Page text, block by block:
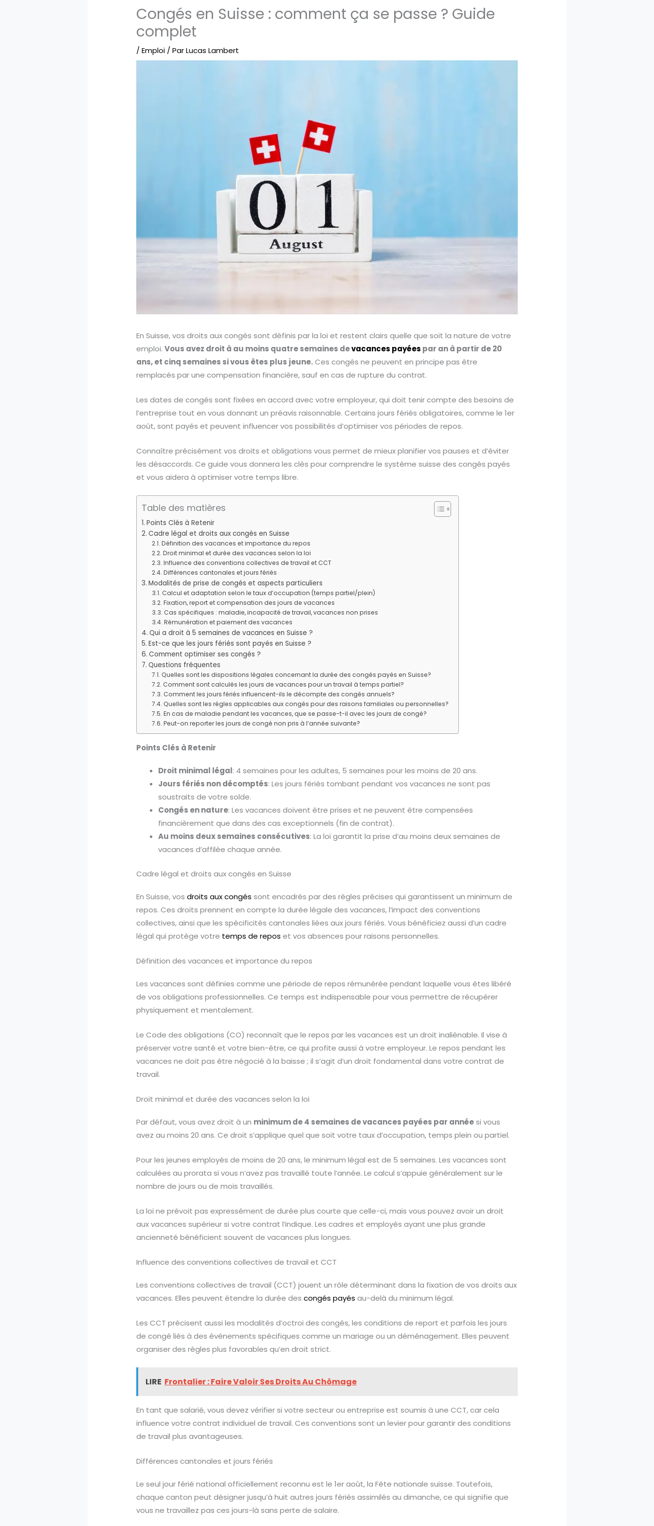
Congés en Suisse : comment ça se passe ? Guide
complet
/Emploi / ParLucas Lambert
En Suisse, vos droits aux congés sont définis par la loi et restent clairs quelle que soit la nature de votre
emploi.Vous avez droit à au moins quatre semaines devacances payées par an à partir de 20
ans, et cinq semaines si vous êtes plus jeune.Ces congés ne peuvent en principe pas être
remplacés par une compensation financière, sauf en cas de rupture du contrat.
Les dates de congés sont fixées en accord avec votre employeur, qui doit tenir compte des besoins de
l’entreprise tout en vous donnant un préavis raisonnable. Certains jours fériés obligatoires, comme le 1er
août, sont payés et peuvent influencer vos possibilités d’optimiser vos périodes de repos.
Connaître précisément vos droits et obligations vous permet de mieux planifier vos pauses et d’éviter
les désaccords. Ce guide vous donnera les clés pour comprendre le système suisse des congés payés
et vous aidera à optimiser votre temps libre.
Table des matières
Points Clés à Retenir
Cadre légal et droits aux congés en Suisse
Définition des vacances et importance du repos
Droit minimal et durée des vacances selon la loi
Influence des conventions collectives de travail et CCT
Différences cantonales et jours fériés
Modalités de prise de congés et aspects particuliers
Calcul et adaptation selon le taux d’occupation (temps partiel/plein)
Fixation, report et compensation des jours de vacances
Cas spécifiques : maladie, incapacité de travail, vacances non prises
Rémunération et paiement des vacances
Qui a droit à 5 semaines de vacances en Suisse ?
Est-ce que les jours fériés sont payés en Suisse ?
Comment optimiser ses congés ?
Questions fréquentes
Quelles sont les dispositions légales concernant la durée des congés payés en Suisse?
Comment sont calculés les jours de vacances pour un travail à temps partiel?
Comment les jours fériés influencent-ils le décompte des congés annuels?
Quelles sont les règles applicables aux congés pour des raisons familiales ou personnelles?
En cas de maladie pendant les vacances, que se passe-t-il avec les jours de congé?
Peut-on reporter les jours de congé non pris à l’année suivante?
Points Clés à Retenir
Droit minimal légal: 4 semaines pour les adultes, 5 semaines pour les moins de 20 ans.
Jours fériés non décomptés: Les jours fériés tombant pendant vos vacances ne sont pas
soustraits de votre solde.
Congés en nature: Les vacances doivent être prises et ne peuvent être compensées
financièrement que dans des cas exceptionnels (fin de contrat).
Au moins deux semaines consécutives: La loi garantit la prise d’au moins deux semaines de
vacances d’affilée chaque année.
Cadre légal et droits aux congés en Suisse
En Suisse, vosdroits aux congés sont encadrés par des règles précises qui garantissent un minimum de
repos. Ces droits prennent en compte la durée légale des vacances, l’impact des conventions
collectives, ainsi que les spécificités cantonales liées aux jours fériés. Vous bénéficiez aussi d’un cadre
légal qui protège votre temps de repos et vos absences pour raisons personnelles.
Définition des vacances et importance du repos
Les vacances sont définies comme une période de repos rémunérée pendant laquelle vous êtes libéré
de vos obligations professionnelles. Ce temps est indispensable pour vous permettre de récupérer
physiquement et mentalement.
Le Code des obligations (CO) reconnaît que le repos par les vacances est un droit inaliénable. Il vise à
préserver votre santé et votre bien-être, ce qui profite aussi à votre employeur. Le repos pendant les
vacances ne doit pas être négocié à la baisse ; il s’agit d’un droit fondamental dans votre contrat de
travail.
Droit minimal et durée des vacances selon la loi
Par défaut, vous avez droit à un minimum de 4 semaines de vacances payées par annéesi vous
avez au moins 20 ans. Ce droit s’applique quel que soit votre taux d’occupation, temps plein ou partiel.
Pour les jeunes employés de moins de 20 ans, le minimum légal est de 5 semaines. Les vacances sont
calculées au prorata si vous n’avez pas travaillé toute l’année. Le calcul s’appuie généralement sur le
nombre de jours ou de mois travaillés.
La loi ne prévoit pas expressément de durée plus courte que celle-ci, mais vous pouvez avoir un droit
aux vacances supérieur si votre contrat l’indique. Les cadres et employés ayant une plus grande
ancienneté bénéficient souvent de vacances plus longues.
Influence des conventions collectives de travail et CCT
Les conventions collectives de travail (CCT) jouent un rôle déterminant dans la fixation de vos droits aux
vacances. Elles peuvent étendre la durée descongés payés au-delà du minimum légal.
Les CCT précisent aussi les modalités d’octroi des congés, les conditions de report et parfois les jours
de congé liés à des événements spécifiques comme un mariage ou un déménagement. Elles peuvent
organiser des règles plus favorables qu’en droit strict.
LIRE Frontalier : Faire Valoir Ses Droits Au Chômage
En tant que salarié, vous devez vérifier si votre secteur ou entreprise est soumis à une CCT, car cela
influence votre contrat individuel de travail. Ces conventions sont un levier pour garantir des conditions
de travail plus avantageuses.
Différences cantonales et jours fériés
Le seul jour férié national officiellement reconnu est le 1er août, la Fête nationale suisse. Toutefois,
chaque canton peut désigner jusqu’à huit autres jours fériés assimilés au dimanche, ce qui signifie que
vous ne travaillez pas ces jours-là sans perte de salaire.